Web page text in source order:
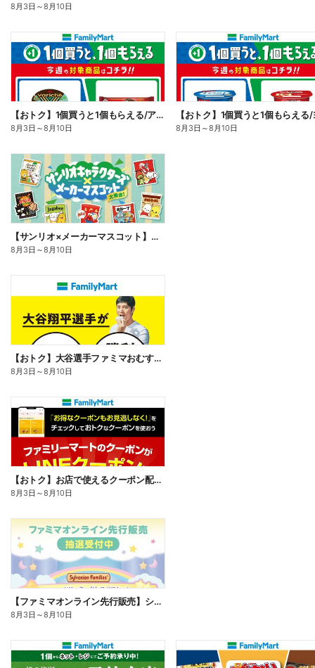
8月3日 ～8月10日
【おトク】1個買うと1個もらえる/アイス
8月3日 ～8月10日 8月3日 ～8月10日
【サンリオ×メーカーマスコット】オリジナルグッズ貰える!
8月3日 ～8月10日
【おトク】大谷選手ファミマおむすび割
8月3日 ～8月10日
【おトク】お店で使えるクーポン配信中
8月3日 ～8月10日
【ファミマオンライン先行販売】シルバニアファミリー
8月3日 ～8月10日